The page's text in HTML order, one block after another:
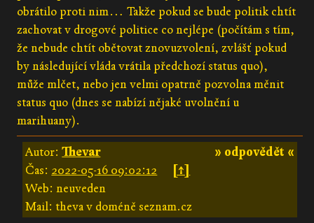
obrátilo proti nim… Takže pokud se bude politik chtít
zachovat v drogové politice co nejlépe (počítám s tím,
že nebude chtít obětovat znovuzvolení, zvlášť pokud
by následující vláda vrátila předchozí status quo),
může mlčet, nebo jen velmi opatrně pozvolna měnit
status quo (dnes se nabízí nějaké uvolnění u
marihuany).
» odpovědět «
Autor:Thevar
Čas: 2022-05-16 09:02:12
[↑]
Web: neuveden
Mail: theva v doméně seznam.cz